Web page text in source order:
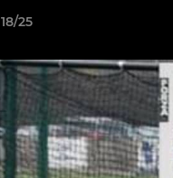
18/25